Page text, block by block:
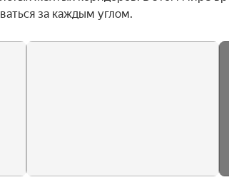
за каждым углом.